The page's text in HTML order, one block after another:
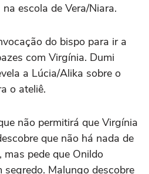
escola de Vera/Niara.
do bispo para ir a
com Virgínia. Dumi
a Lúcia/Alika sobre o
o ateliê.
não permitirá que Virgínia
que não há nada de
pede que Onildo
Malungo descobre